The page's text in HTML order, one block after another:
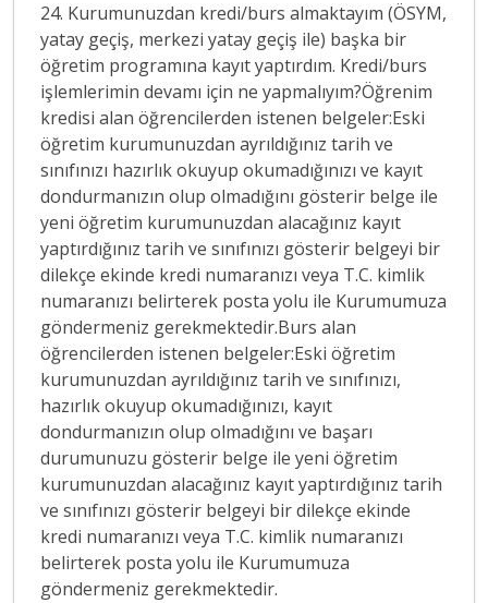
24. Kurumunuzdan kredi/burs almaktayım (ÖSYM,
yatay geçiş, merkezi yatay geçiş ile) başka bir
öğretim programına kayıt yaptırdım. Kredi/burs
işlemlerimin devamı için ne yapmalıyım?Öğrenim
kredisi alan öğrencilerden istenen belgeler:Eski
öğretim kurumunuzdan ayrıldığınız tarih ve
sınıfınızı hazırlık okuyup okumadığınızı ve kayıt
dondurmanızın olup olmadığını gösterir belge ile
yeni öğretim kurumunuzdan alacağınız kayıt
yaptırdığınız tarih ve sınıfınızı gösterir belgeyi bir
dilekçe ekinde kredi numaranızı veya T.C. kimlik
numaranızı belirterek posta yolu ile Kurumumuza
göndermeniz gerekmektedir.Burs alan
öğrencilerden istenen belgeler:Eski öğretim
kurumunuzdan ayrıldığınız tarih ve sınıfınızı,
hazırlık okuyup okumadığınızı, kayıt
dondurmanızın olup olmadığını ve başarı
durumunuzu gösterir belge ile yeni öğretim
kurumunuzdan alacağınız kayıt yaptırdığınız tarih
ve sınıfınızı gösterir belgeyi bir dilekçe ekinde
kredi numaranızı veya T.C. kimlik numaranızı
belirterek posta yolu ile Kurumumuza
göndermeniz gerekmektedir.